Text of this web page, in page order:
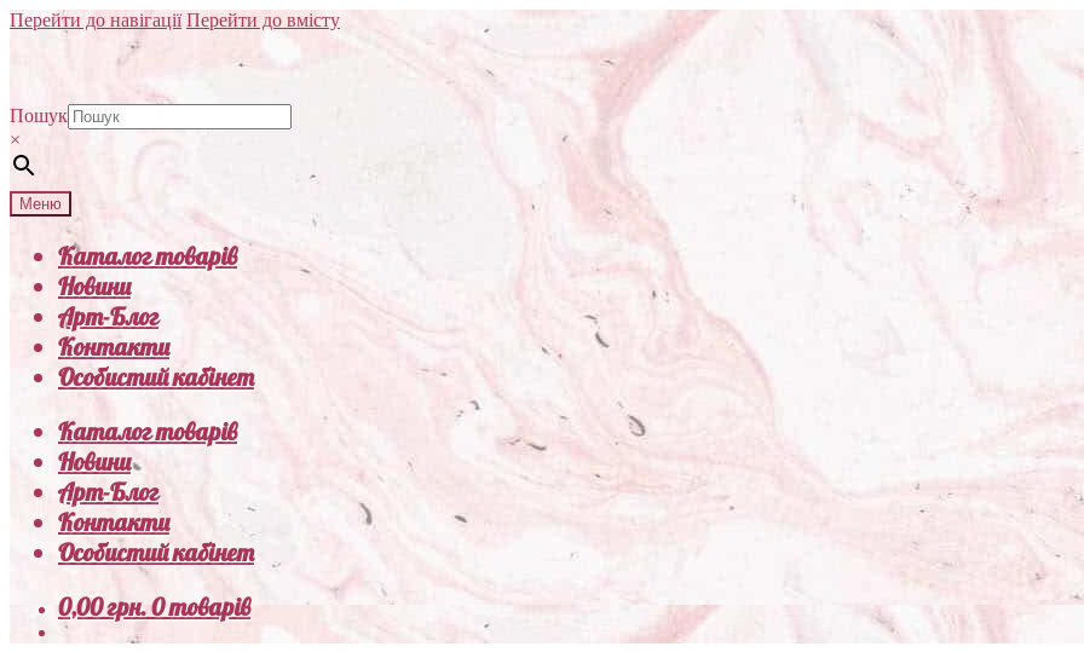
Перейти до навігації Перейти до вмісту
Пошук
×
Меню
Каталог товарів
Новини
Арт-Блог
Контакти
Особистий кабінет
Каталог товарів
Новини
Арт-Блог
Контакти
Особистий кабінет
0,00грн.0 товарів